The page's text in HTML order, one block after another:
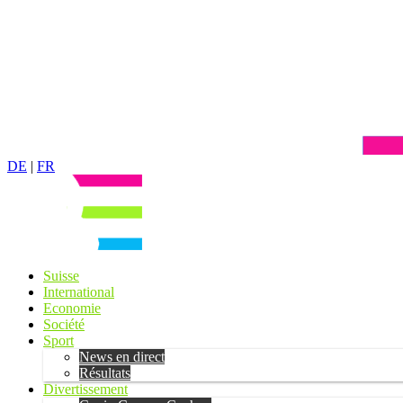
DE | FR
Suisse
International
Economie
Société
Sport
News en direct
Résultats
Divertissement